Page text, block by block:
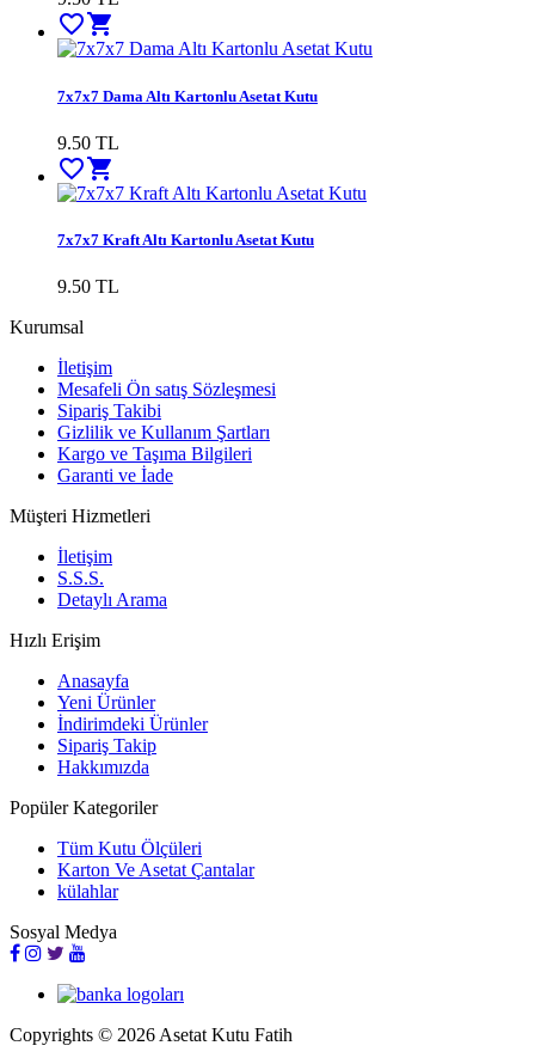
favorite_bordershopping_cart
7x7x7 Dama Altı Kartonlu Asetat Kutu
9.50 TL
favorite_bordershopping_cart
7x7x7 Kraft Altı Kartonlu Asetat Kutu
9.50 TL
Kurumsal
İletişim
Mesafeli Ön satış Sözleşmesi
Sipariş Takibi
Gizlilik ve Kullanım Şartları
Kargo ve Taşıma Bilgileri
Garanti ve İade
Müşteri Hizmetleri
İletişim
S.S.S.
Detaylı Arama
Hızlı Erişim
Anasayfa
Yeni Ürünler
İndirimdeki Ürünler
Sipariş Takip
Hakkımızda
Popüler Kategoriler
Tüm Kutu Ölçüleri
Karton Ve Asetat Çantalar
külahlar
Sosyal Medya
Copyrights © 2026 Asetat Kutu Fatih